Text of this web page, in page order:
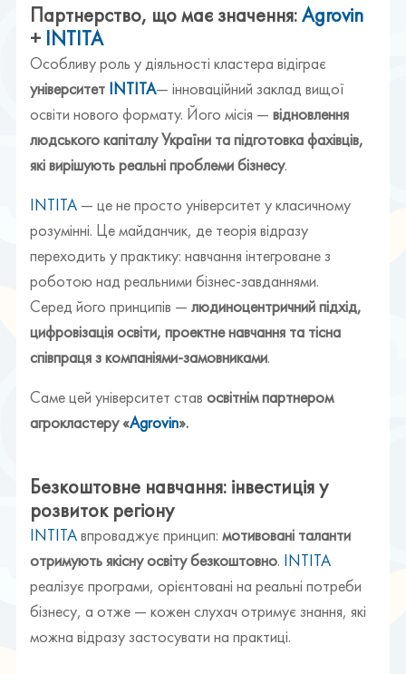
Партнерство, що має значення:Agrovin
+ INTITA
Особливу роль у діяльності кластера відіграє
університет INTITA— інноваційний заклад вищої
освіти нового формату. Його місія — відновлення
людського капіталу України та підготовка фахівців,
які вирішують реальні проблеми бізнесу.
INTITA — це не просто університет у класичному
розумінні. Це майданчик, де теорія відразу
переходить у практику: навчання інтегроване з
роботою над реальними бізнес-завданнями.
Серед його принципів — людиноцентричний підхід,
цифровізація освіти, проектне навчання та тісна
співпраця з компаніями-замовниками.
Саме цей університет став освітнім партнером
агрокластеру «Agrovin».
Безкоштовне навчання: інвестиція у
розвиток регіону
INTITAвпроваджує принцип: мотивовані таланти
отримують якісну освіту безкоштовно. INTITA
реалізує програми, орієнтовані на реальні потреби
бізнесу, а отже — кожен слухач отримує знання, які
можна відразу застосувати на практиці.